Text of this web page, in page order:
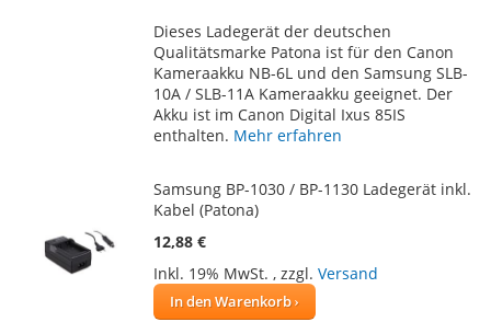
HINZUFÜGEN
HINZUFÜGEN
Dieses Ladegerät der deutschen
Qualitätsmarke Patona ist für den Canon
Kameraakku NB-6L und den Samsung SLB-
10A / SLB-11A Kameraakku geeignet. Der
Akku ist im Canon Digital Ixus 85IS
enthalten. Mehr erfahren
Samsung BP-1030 / BP-1130 Ladegerät inkl.
Kabel (Patona)
12,88 €
Inkl. 19% MwSt. , zzgl. Versand
In den Warenkorb